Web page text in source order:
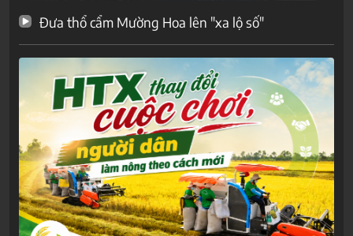
Đưa thổ cẩm Mường Hoa lên "xa lộ số"